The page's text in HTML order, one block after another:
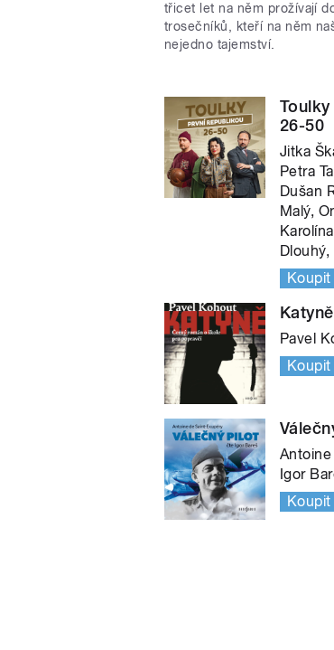
třicet let na něm prožívají
trosečníků, kteří na něm
nejedno tajemství.
26-50
Jitka
Petra
Dušan
Malý,
Koupit
Katyně
Pavel
Koupit
Igor
Koupit